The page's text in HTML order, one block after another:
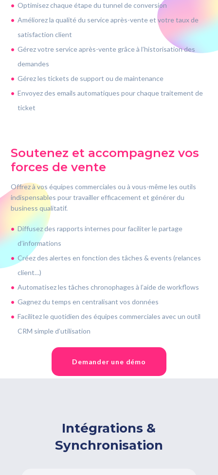
Optimisez chaque étape du tunnel de conversion
Améliorez la qualité du service après-vente et votre taux de
satisfaction client
Gérez votre service après-vente grâce à l’historisation des
demandes
Gérez les tickets de support ou de maintenance
Envoyez des emails automatiques pour chaque traitement de
ticket
Soutenez et accompagnez vos
forces de vente
Offrez à vos équipes commerciales ou à vous-même les outils
indispensables pour travailler efficacement et générer du
business qualitatif.
Diffusez des rapports internes pour faciliter le partage
d’informations
Créez des alertes en fonction des tâches & events (relances
client…)
Automatisez les tâches chronophages à l’aide de workflows
Gagnez du temps en centralisant vos données
Facilitez le quotidien des équipes commerciales avec un outil
CRM simple d’utilisation
Demander une démo
Intégrations &
Synchronisation